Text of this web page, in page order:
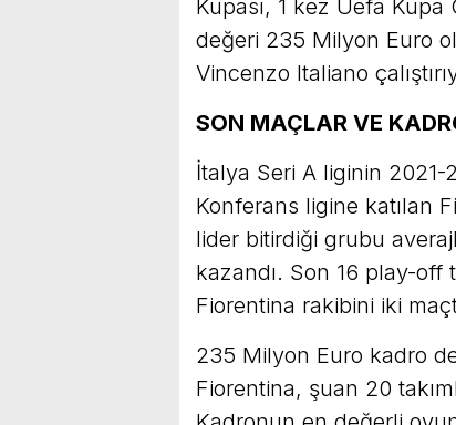
Kupası, 1 kez Uefa Kupa
değeri 235 Milyon Euro
Vincenzo Italiano
SON MAÇLAR VE
İtalya Seri A liginin
Konferans ligine katılan
lider bitirdiği grubu
kazandı. Son 16 play-off
Fiorentina rakibini iki
235 Milyon Euro kadro
Fiorentina, şuan 20